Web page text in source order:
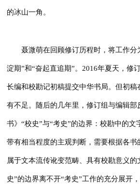
的冰山一角。
聂溦萌在回顾修订历程时，将工作分
淀期”和“奋起直追期”。2016年夏天，修
长编和校勘记初稿提交中华书局。但初稿
有不足。随后的几年里，修订组与编辑部
书》“校史”与“考史”的边界：校勘中的文
带有相当程度的主观判断，需要根据各书
属于文本流传讹变范畴、具有校勘意义的
史”的边界离不开“考史”工作的充分展开